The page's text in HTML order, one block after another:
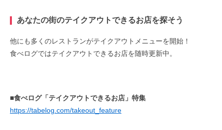
あなたの街のテイクアウトできるお店を探そう
他にも多くのレストランがテイクアウトメニューを開始！
食べログではテイクアウトできるお店を随時更新中。
■食べログ「テイクアウトできるお店」特集
https://tabelog.com/takeout_feature